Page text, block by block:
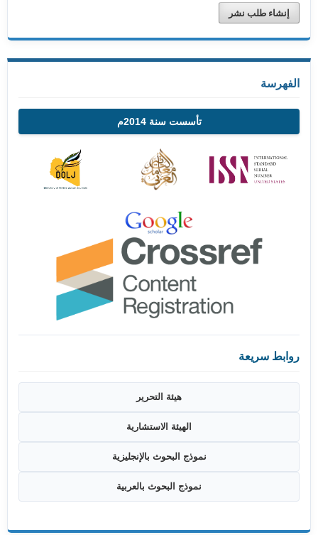
إنشاء طلب نشر
الفهرسة
تأسست سنة 2014م
روابط سريعة
هيئة التحرير
الهيئة الاستشارية
نموذج البحوث بالإنجليزية
نموذج البحوث بالعربية